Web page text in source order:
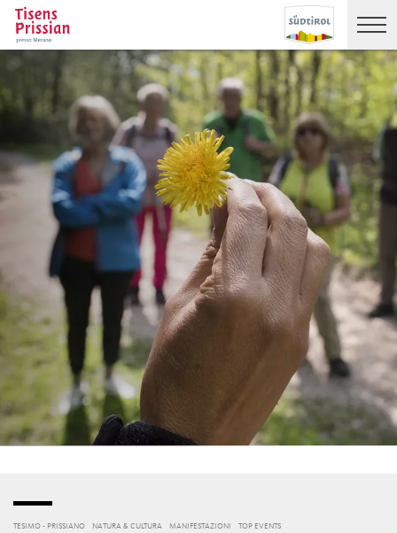
TESIMO - PRISSIANO NATURA & CULTURA MANIFESTAZIONI TOP EVENTS